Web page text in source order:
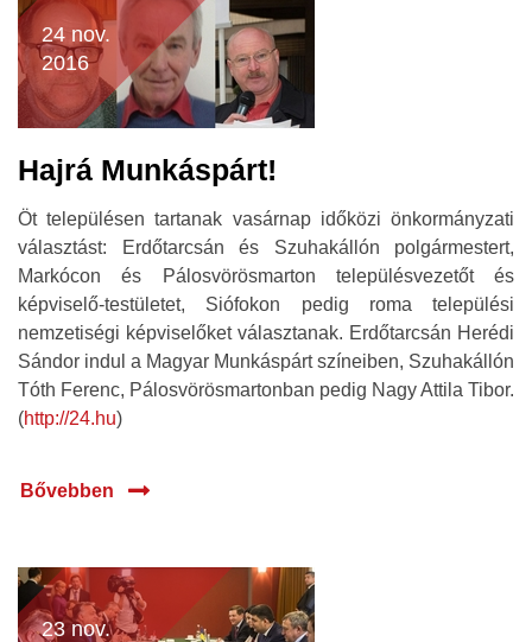
24 nov.
2016
Hajrá Munkáspárt!
Öt településen tartanak vasárnap időközi önkormányzati
választást: Erdőtarcsán és Szuhakállón polgármestert,
Markócon és Pálosvörösmarton településvezetőt és
képviselő-testületet, Siófokon pedig roma települési
nemzetiségi képviselőket választanak. Erdőtarcsán Herédi
Sándor indul a Magyar Munkáspárt színeiben, Szuhakállón
Tóth Ferenc, Pálosvörösmartonban pedig Nagy Attila Tibor.
(http://24.hu)
Bővebben
23 nov.